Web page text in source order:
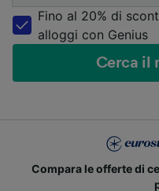
Fino al 20% di
alloggi con Genius
Cerca il
di compagnie di treni e